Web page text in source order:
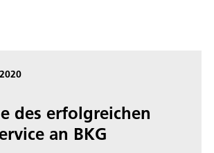
des erfolgreichen
an BKG